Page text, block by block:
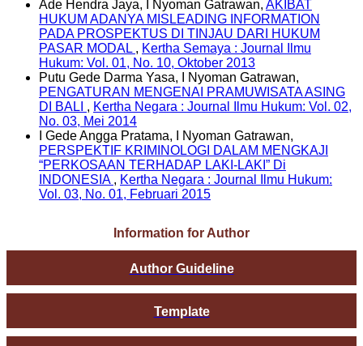
Ade Hendra Jaya, I Nyoman Gatrawan, AKIBAT
HUKUM ADANYA MISLEADING INFORMATION
PADA PROSPEKTUS DI TINJAU DARI HUKUM
PASAR MODAL , Kertha Semaya : Journal Ilmu
Hukum: Vol. 01, No. 10, Oktober 2013
Putu Gede Darma Yasa, I Nyoman Gatrawan,
PENGATURAN MENGENAI PRAMUWISATA ASING
DI BALI , Kertha Negara : Journal Ilmu Hukum: Vol. 02,
No. 03, Mei 2014
I Gede Angga Pratama, I Nyoman Gatrawan,
PERSPEKTIF KRIMINOLOGI DALAM MENGKAJI
“PERKOSAAN TERHADAP LAKI-LAKI” Di
INDONESIA , Kertha Negara : Journal Ilmu Hukum:
Vol. 03, No. 01, Februari 2015
Information for Author
Author Guideline
Template